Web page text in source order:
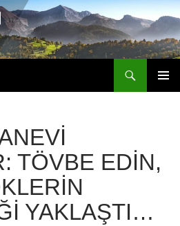
TÖVBE EDIN,
YAKLAŞTI…